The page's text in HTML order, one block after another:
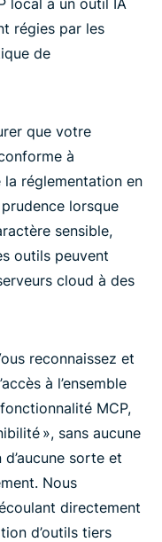
local à un outil IA
régies par les
de
que votre
à
la réglementation en
lorsque
sensible,
outils peuvent
cloud à des
reconnaissez et
à l’ensemble
MCP,
», sans aucune
sorte et
Nous
directement
d’outils tiers